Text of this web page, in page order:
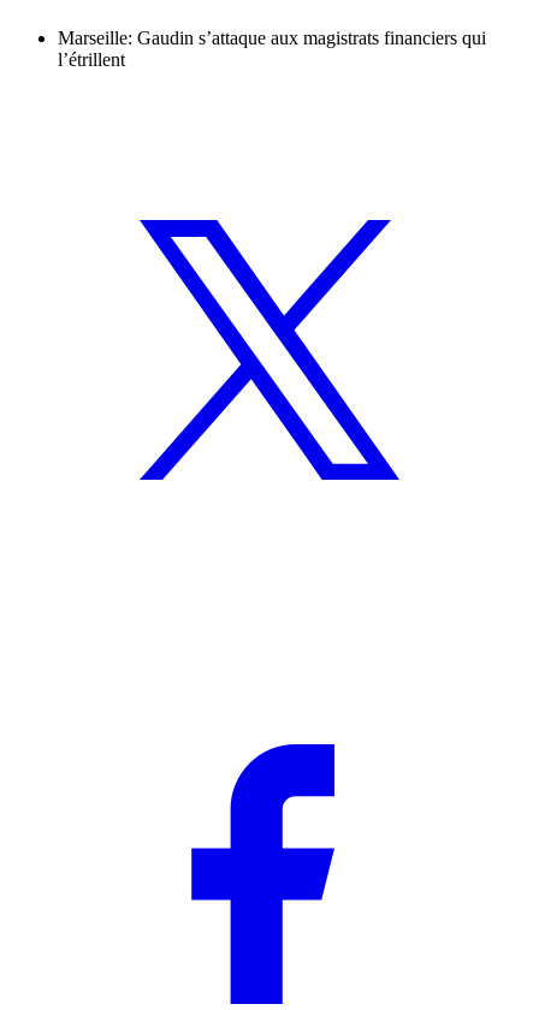
Marseille: Gaudin s’attaque aux magistrats financiers qui
l’étrillent